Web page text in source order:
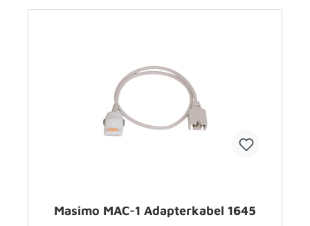
Masimo MAC-1 Adapterkabel 1645